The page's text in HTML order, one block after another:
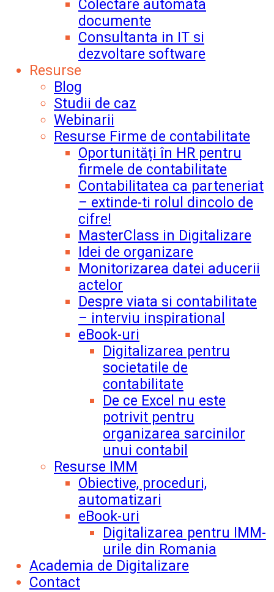
Colectare automata
documente
Consultanta in IT si
dezvoltare software
Resurse
Blog
Studii de caz
Webinarii
Resurse Firme de contabilitate
Oportunități în HR pentru
firmele de contabilitate
Contabilitatea ca parteneriat
– extinde-ti rolul dincolo de
cifre!
MasterClass in Digitalizare
Idei de organizare
Monitorizarea datei aducerii
actelor
Despre viata si contabilitate
– interviu inspirational
eBook-uri
Digitalizarea pentru
societatile de
contabilitate
De ce Excel nu este
potrivit pentru
organizarea sarcinilor
unui contabil
Resurse IMM
Obiective, proceduri,
automatizari
eBook-uri
Digitalizarea pentru IMM-
urile din Romania
Academia de Digitalizare
Contact